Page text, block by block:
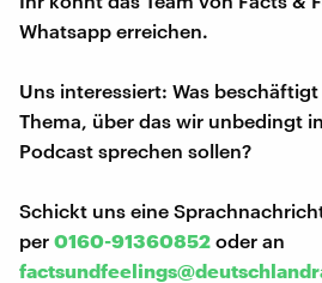
Whatsapp erreichen.
Uns interessiert: Was
Thema, über das wir unbedingt
Podcast sprechen sollen?
Schickt uns eine
per 0160-91360852 oder an